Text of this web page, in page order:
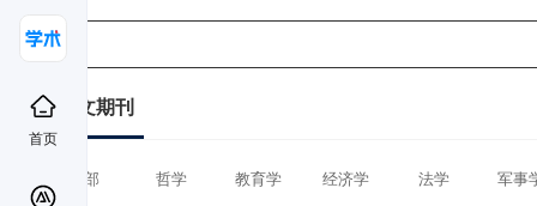
首页
中文期刊
全部 哲学 教育学 经济学 法学 军事